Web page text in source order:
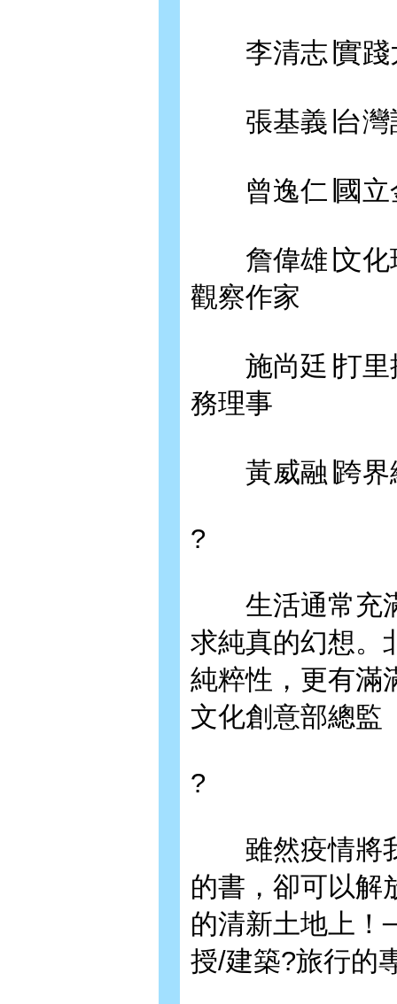
李清志∣實踐
張基義∣台灣
曾逸仁∣國立
詹偉雄∣文化
觀察作家
施尚廷∣打里
務理事
黃威融∣跨界
?
生活通常充滿
求純真的幻想。
純粹性，更有滿
文化創意部總監
?
雖然疫情將我
的書，卻可以解
的清新土地上！
授/建築?旅行的